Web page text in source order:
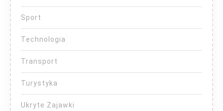
Sport
Technologia
Transport
Turystyka
Ukryte Zajawki